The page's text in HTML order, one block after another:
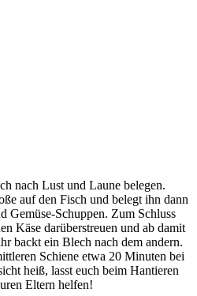
nach Lust und Laune belegen.
auf den Fisch und belegt ihn dann
Gemüse-Schuppen. Zum Schluss
Käse darüberstreuen und ab damit
backt ein Blech nach dem andern.
Schiene etwa 20 Minuten bei
heiß, lasst euch beim Hantieren
Eltern helfen!